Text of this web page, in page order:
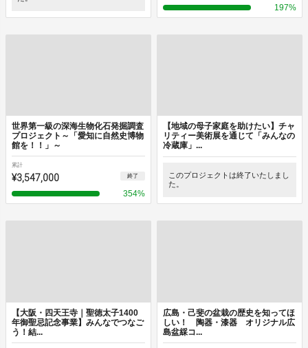
197%
世界第一級の深海生物化石発掘調査
プロジェクト～「愛知に自然史博物
館を！！」～
累計
¥3,547,000 終了
354%
【地域の母子家庭を助けたい】チャ
リティー美術展を通じて「みんなの
冷蔵庫」...
このプロジェクトは終了いたしまし
た。
【大阪・四天王寺｜聖徳太子1400
年御聖忌記念事業】みんなでつなご
う！結...
広島・己斐の盆栽の歴史を知ってほ
しい！ 陶器・漆器 オリジナル広
島盆綵コ...